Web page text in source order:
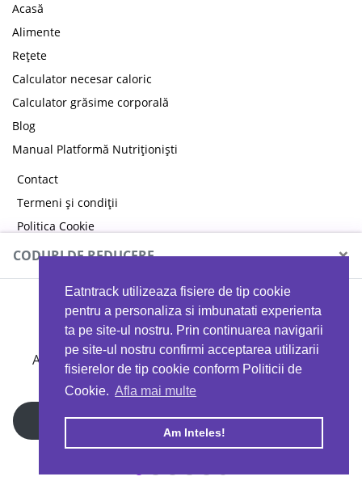
Eatntrack utilizeaza fisiere de tip cookie
pentru a personaliza si imbunatati experienta
ta pe site-ul nostru. Prin continuarea navigarii
pe site-ul nostru confirmi acceptarea utilizarii
fisierelor de tip cookie conform Politicii de
Cookie. Afla mai multe
Am Inteles!
Acasă
Alimente
Rețete
Calculator necesar caloric
Calculator grăsime corporală
Blog
Manual Platformă Nutriționiști
Contact
Termeni și condiții
Politica Cookie
Politica de confidențialitate
Copyright © 2026 EAT & TRACK S.R.L
CODURI DE REDUCERE ×
MYPROTEIN
Ai 40%reducere la orice comandă folosind codul
EATTRACK
Profită acum